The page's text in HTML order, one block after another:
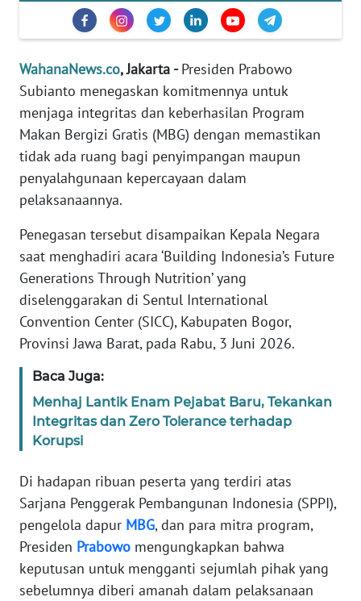
WahanaNews.co, Jakarta -Presiden Prabowo
Subianto menegaskan komitmennya untuk
menjaga integritas dan keberhasilan Program
Makan Bergizi Gratis (MBG) dengan memastikan
tidak ada ruang bagi penyimpangan maupun
penyalahgunaan kepercayaan dalam
pelaksanaannya.
Penegasan tersebut disampaikan Kepala Negara
saat menghadiri acara ‘Building Indonesia’s Future
Generations Through Nutrition’ yang
diselenggarakan di Sentul International
Convention Center (SICC), Kabupaten Bogor,
Provinsi Jawa Barat, pada Rabu, 3 Juni 2026.
Baca Juga:
Menhaj Lantik Enam Pejabat Baru, Tekankan
Integritas dan Zero Tolerance terhadap
Korupsi
Di hadapan ribuan peserta yang terdiri atas
Sarjana Penggerak Pembangunan Indonesia (SPPI),
pengelola dapur MBG, dan para mitra program,
Presiden Prabowo mengungkapkan bahwa
keputusan untuk mengganti sejumlah pihak yang
sebelumnya diberi amanah dalam pelaksanaan
BERITA
KONTAK
KAMI
INFO
IKLAN
TENTANG
KAMI
PEDOMAN
MEDIA
SIBER
REDAKSI
KARIR
Wahana
Regional
WN
SUMUT